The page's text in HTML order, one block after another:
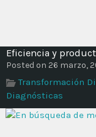
Eficiencia y
Posted on 26 marzo,
Transformación
Diagnósticas